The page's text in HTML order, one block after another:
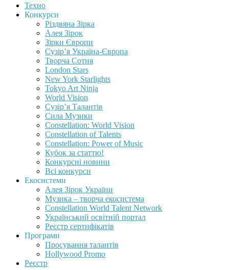
Техно
Конкурси
Різдвяна Зірка
Алея Зірок
Зірки Європи
Сузір’я Україна-Європа
Творча Сотня
London Stars
New York Starlights
Tokyo Art Ninja
World Vision
Сузір’я Талантів
Сила Музики
Constellation: World Vision
Constellation of Talents
Constellation: Power of Music
Кубок за статтю!
Конкурсні новини
Всі конкурси
Екосистеми
Алея Зірок України
Музика – творча екосистема
Constellation World Talent Network
Український освітній портал
Реєстр сертифікатів
Програми
Просування талантів
Hollywood Promo
Реєстр